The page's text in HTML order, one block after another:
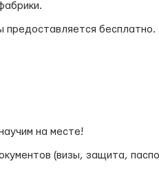
предоставляется бесплатно.
на месте!
(визы, защита,